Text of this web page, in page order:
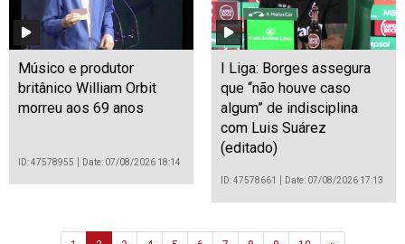
Músico e produtor
britânico William Orbit
morreu aos 69 anos
ID: 47578955 Date: 07/08/2026 18:14
I Liga: Borges assegura
que “não houve caso
algum” de indisciplina
com Luis Suárez
(editado)
ID: 47578661 Date: 07/08/2026 17:13